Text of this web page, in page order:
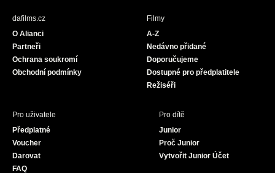
dafilms.cz
O Alianci
Partneři
Ochrana soukromí
Obchodní podmínky
Filmy
A-Z
Nedávno přidané
Doporučujeme
Dostupné pro předplatitele
Režiséři
Pro uživatele
Předplatné
Voucher
Darovat
FAQ
Pro dítě
Junior
Proč Junior
Vytvořit Junior Účet